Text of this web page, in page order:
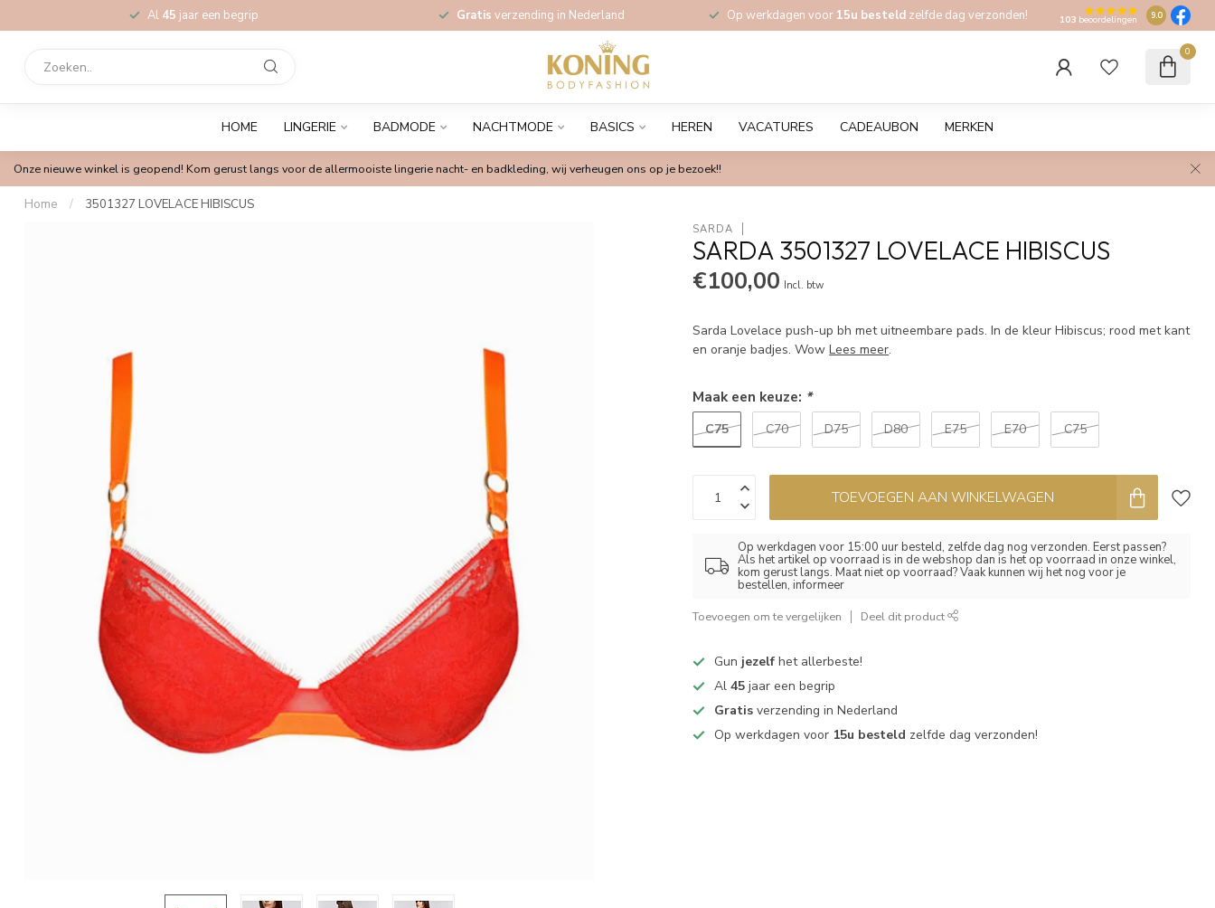
Al 45 jaar een begrip Gratis verzending in Nederland Op werkdagen voor 15u besteld zelfde dag verzonden! 103 beoordelingen 9.0
0
HOME LINGERIE BADMODE NACHTMODE BASICS HEREN VACATURES CADEAUBON MERKEN
Onze nieuwe winkel is geopend! Kom gerust langs voor de allermooiste lingerie nacht- en badkleding, wij verheugen ons op je bezoek!!
Home / 3501327 LOVELACE HIBISCUS
SARDA
SARDA 3501327 LOVELACE HIBISCUS
€100,00 Incl. btw
Sarda Lovelace push-up bh met uitneembare pads. In de kleur Hibiscus; rood met kant
en oranje badjes. WowLees meer.
Maak een keuze: *
C75 C70 D75 D80 E75 E70 C75
TOEVOEGEN AAN WINKELWAGEN
Op werkdagen voor 15:00 uur besteld, zelfde dag nog verzonden. Eerst passen?
Als het artikel op voorraad is in de webshop dan is het op voorraad in onze winkel,
kom gerust langs. Maat niet op voorraad? Vaak kunnen wij het nog voor je
bestellen, informeer
Toevoegen om te vergelijken Deel dit product
Gun jezelf het allerbeste!
Al45 jaar een begrip
Gratis verzending in Nederland
Op werkdagen voor 15u besteld zelfde dag verzonden!